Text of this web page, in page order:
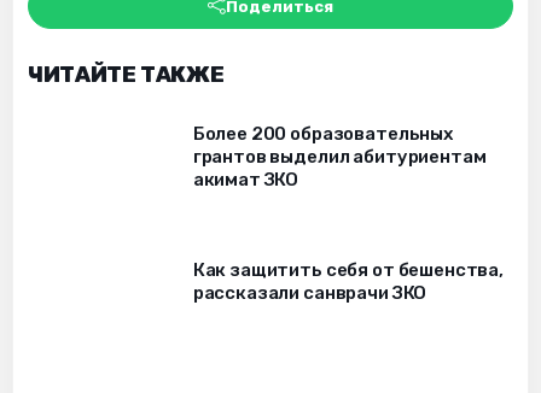
Поделиться
ЧИТАЙТЕ ТАКЖЕ
Более 200 образовательных
грантов выделил абитуриентам
акимат ЗКО
Как защитить себя от бешенства,
рассказали санврачи ЗКО